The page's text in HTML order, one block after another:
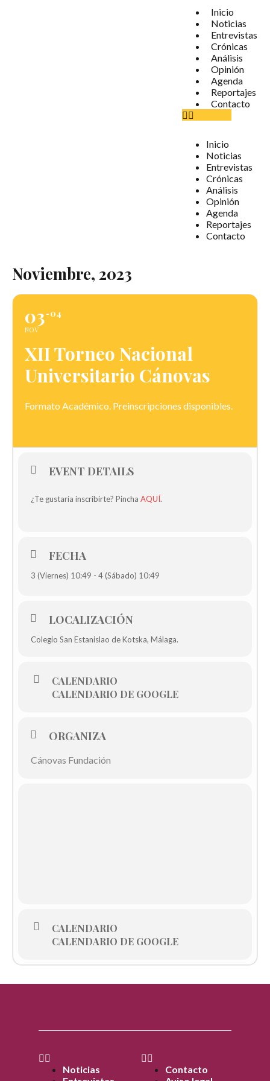
Inicio
Noticias
Entrevistas
Crónicas
Análisis
Opinión
Agenda
Reportajes
Contacto
Inicio
Noticias
Entrevistas
Crónicas
Análisis
Opinión
Agenda
Reportajes
Contacto
Noviembre, 2023
03
NOV
04
XII Torneo Nacional
Universitario Cánovas
Formato Académico. Preinscripciones disponibles.
EVENT DETAILS
¿Te gustaría inscribirte? Pincha AQUÍ.
FECHA
3 (Viernes) 10:49 - 4 (Sábado) 10:49
LOCALIZACIÓN
Colegio San Estanislao de Kotska, Málaga.
CALENDARIO
CALENDARIO DE GOOGLE
ORGANIZA
Cánovas Fundación
CALENDARIO
CALENDARIO DE GOOGLE
Noticias
Contacto